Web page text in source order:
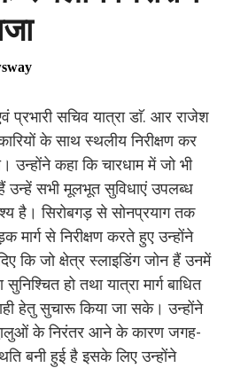
प्रभारी सचिव यात्रा डाॅ. आर राजेश
के साथ स्थलीय निरीक्षण कर
उन्होंने कहा कि चारधाम में जो भी
उन्हें सभी मूलभूत सुविधाएं उपलब्ध
है। सिरोबगड़ से सोनप्रयाग तक
मार्ग से निरीक्षण करते हुए उन्होंने
दिए कि जो क्षेत्र स्लाइडिंग जोन हैं उनमें
हो तथा यात्रा मार्ग बाधित
हेतु सुचारू किया जा सके। उन्होंने
के निरंतर आने के कारण जगह-
बनी हुई है इसके लिए उन्होंने